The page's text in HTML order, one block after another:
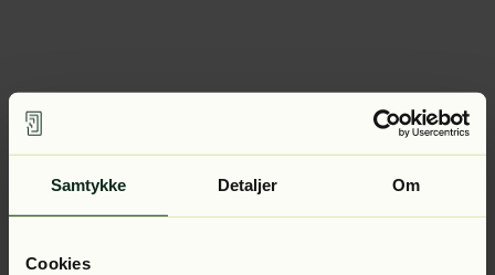
Samtykke Detaljer Om
Cookies